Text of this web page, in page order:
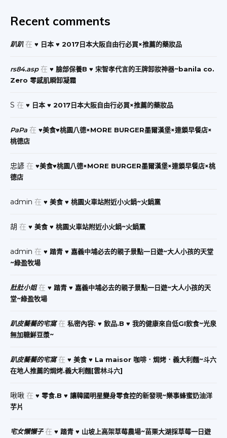
Recent comments
趴趴在 ♥ 日本 ♥ 2017日本大阪自由行必買×推薦的藥妝品
rs84.asp在 ♥ 臉部保養B ♥ 宋智孝代言的王牌卸妝神器~banila co.
Zero 零感肌瞬卸凝霜
S 在 ♥ 日本 ♥ 2017日本大阪自由行必買×推薦的藥妝品
PaPa 在 ♥美食♥桃園八德×MORE BURGER墨爾漢堡×連鎖早餐店×
桃德店
忠諺 在 ♥美食♥桃園八德×MORE BURGER墨爾漢堡×連鎖早餐店×桃
德店
admin 在 ♥ 美食 ♥ 桃園火車站附近小火鍋~火鍋黨
胡 在 ♥ 美食 ♥ 桃園火車站附近小火鍋~火鍋黨
admin 在 ♥ 踏青 ♥ 嘉義中埔必去的親子景點一日遊~大人小孩的天堂
~綠盈牧場
肚肚小姐在 ♥ 踏青 ♥ 嘉義中埔必去的親子景點一日遊~大人小孩的天
堂~綠盈牧場
趴皮蕎蕎的宅窩在 私密內容: ♥ 飲品.B ♥ 我的健康來自低GI飲食~光泉
無加糖鮮豆漿~
趴皮蕎蕎的宅窩在 ♥ 美食 ♥ La maisor 咖啡．焗烤．義大利麵~斗六
在地人推薦的焗烤.義大利麵[雲林斗六]
啾啾 在 ♥ 零食.B ♥ 讓韓國明星變身零食控的新發現~樂事蜂蜜奶油洋
芋片
宅女懶懶子在 ♥ 踏青 ♥ 山坡上高架草莓農場~苗栗大湖採草莓一日遊